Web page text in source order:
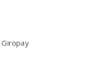
Giropay